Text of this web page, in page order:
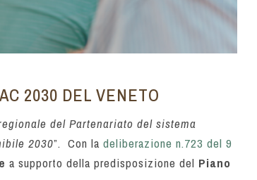
2030 DEL VENETO
del Partenariato del sistema
2030”. Con la deliberazione n.723 del 9
a supporto della predisposizione del Piano